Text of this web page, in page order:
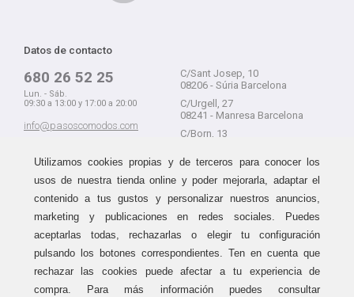
Datos de contacto
680 26 52 25
Lun. - Sáb.
09:30 a 13:00 y 17:00 a 20:00
info@pasoscomodos.com
C/Sant Josep, 10
08206 - Súria Barcelona
C/Urgell, 27
08241 - Manresa Barcelona
C/Born, 13
Guía de compra
Métodos de envío
Devolución sin problemas
Haz tus compras sin miedo a
equivocarte:
aceptamos devolucionesdurante
15 días.
Utilizamos cookies propias y de terceros para conocer los
usos de nuestra tienda online y poder mejorarla, adaptar el
contenido a tus gustos y personalizar nuestros anuncios,
marketing y publicaciones en redes sociales. Puedes
aceptarlas todas, rechazarlas o elegir tu configuración
pulsando los botones correspondientes. Ten en cuenta que
rechazar las cookies puede afectar a tu experiencia de
compra. Para más información puedes consultar